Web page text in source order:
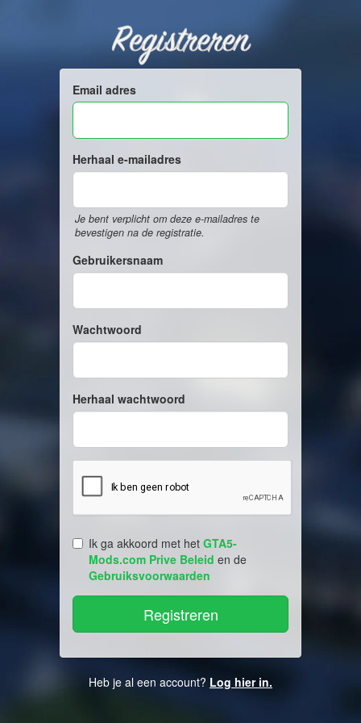
Registreren
Email adres
Herhaal e-mailadres
Je bent verplicht om deze e-mailadres te
bevestigen na de registratie.
Gebruikersnaam
Wachtwoord
Herhaal wachtwoord
Ik ga akkoord met het GTA5-
Mods.com Prive Beleid en de
Gebruiksvoorwaarden
Heb je al een account? Log hier in.